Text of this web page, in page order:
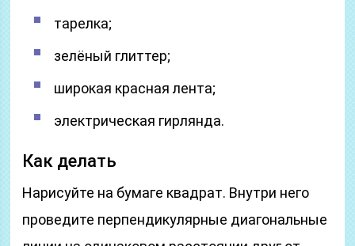
тарелка;
зелёный глиттер;
широкая красная лента;
электрическая гирлянда.
Как делать
Нарисуйте на бумаге квадрат. Внутри него
проведите перпендикулярные диагональные